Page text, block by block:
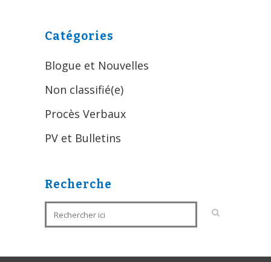
Catégories
Blogue et Nouvelles
Non classifié(e)
Procès Verbaux
PV et Bulletins
Recherche